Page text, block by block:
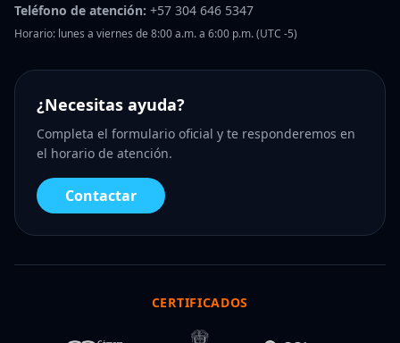
Teléfono de atención: +57 304 646 5347
Horario: lunes a viernes de 8:00 a.m. a 6:00 p.m. (UTC -5)
¿Necesitas ayuda?
Completa el formulario oficial y te responderemos en
el horario de atención.
Contactar
CERTIFICADOS